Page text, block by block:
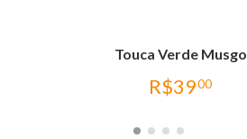
Touca Verde Musgo
R$3900